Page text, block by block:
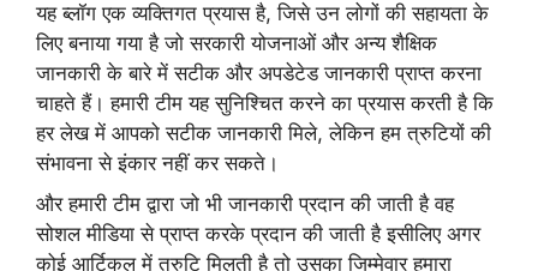
यह ब्लॉग एक व्यक्तिगत प्रयास है, जिसे उन लोगों की सहायता के
लिए बनाया गया है जो सरकारी योजनाओं और अन्य शैक्षिक
जानकारी के बारे में सटीक और अपडेटेड जानकारी प्राप्त करना
चाहते हैं। हमारी टीम यह सुनिश्चित करने का प्रयास करती है कि
हर लेख में आपको सटीक जानकारी मिले, लेकिन हम त्रुटियों की
संभावना से इंकार नहीं कर सकते।
और हमारी टीम द्वारा जो भी जानकारी प्रदान की जाती है वह
सोशल मीडिया से प्राप्त करके प्रदान की जाती है इसीलिए अगर
कोई आर्टिकल में त्रुटि मिलती है तो उसका जिम्मेवार हमारा